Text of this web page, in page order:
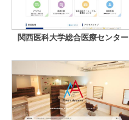
関西医科大学総合医療センター